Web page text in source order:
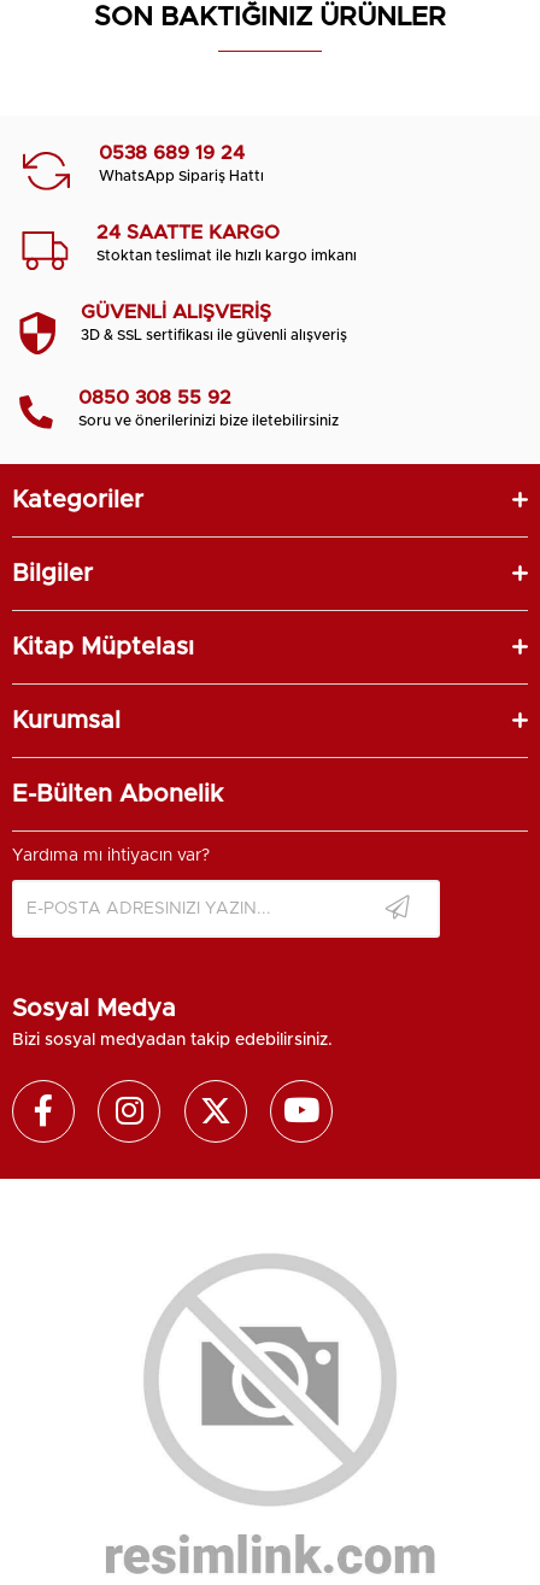
SON BAKTIĞINIZ ÜRÜNLER
0538 689 19 24
WhatsApp Sipariş Hattı
24 SAATTE KARGO
Stoktan teslimat ile hızlı kargo imkanı
GÜVENLİ ALIŞVERİŞ
3D & SSL sertifikası ile güvenli alışveriş
0850 308 55 92
Soru ve önerilerinizi bize iletebilirsiniz
Kategoriler
Bilgiler
Kitap Müptelası
Kurumsal
E-Bülten Abonelik
Yardıma mı ihtiyacın var?
Sosyal Medya
Bizi sosyal medyadan takip edebilirsiniz.